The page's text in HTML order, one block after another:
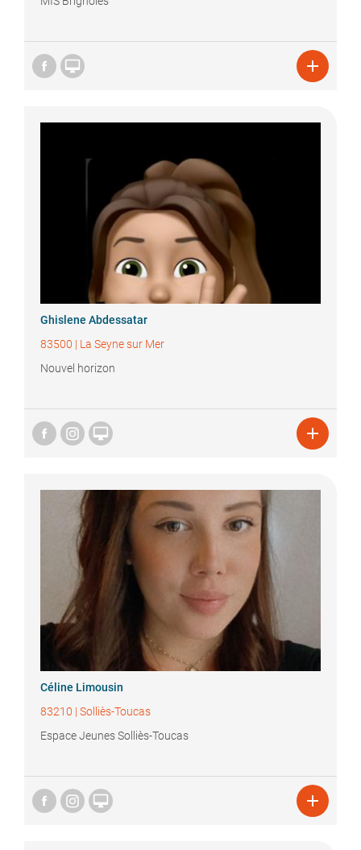
 
Ghislene Abdessatar
83500 | La Seyne sur Mer
Nouvel horizon
 
Céline Limousin
83210 | Solliès-Toucas
Espace Jeunes Solliès-Toucas
 